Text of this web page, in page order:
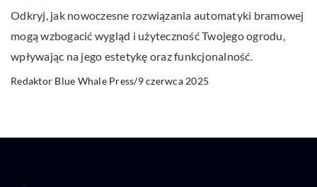
Odkryj, jak nowoczesne rozwiązania automatyki bramowej
mogą wzbogacić wygląd i użyteczność Twojego ogrodu,
wpływając na jego estetykę oraz funkcjonalność.
Redaktor Blue Whale Press/9 czerwca 2025